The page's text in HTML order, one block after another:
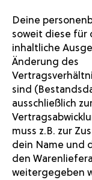
Deine
soweit diese für
inhaltliche
Änderung des
sind
ausschließlich
muss z.B. zur
dein Name und
den
weitergegeben